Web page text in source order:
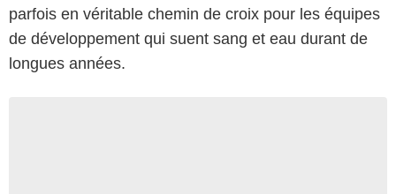
parfois en véritable chemin de croix pour les équipes
de développement qui suent sang et eau durant de
longues années.